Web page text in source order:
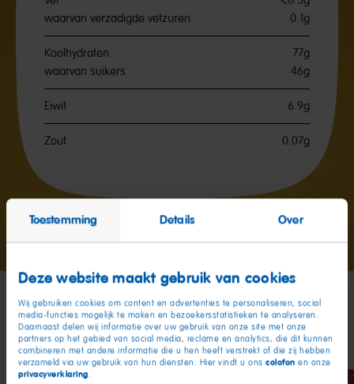
Toestemming Details Over
Deze website maakt gebruik van cookies
Wij gebruiken cookies om content en advertenties te personaliseren, social
media-functies mogelijk te maken en bezoekersstatistieken te analyseren.
Daarnaast delen wij informatie over uw gebruik van onze site met onze
partners op het gebied van social media, reclame en analytics, die dit kunnen
combineren met andere informatie die u hen heeft verstrekt of die zij hebben
verzameld via uw gebruik van hun diensten. Hier vindt u ons colofon en onze
privacyverklaring.
waarvan verzadigde vetzuren
0.1g
Koolhydraten
77g
waarvan suikers
46g
Eiwit 6.9g
Zout 0.07g
Ga
naar
Ga
naar
2
naar
3
Mijn vrienden